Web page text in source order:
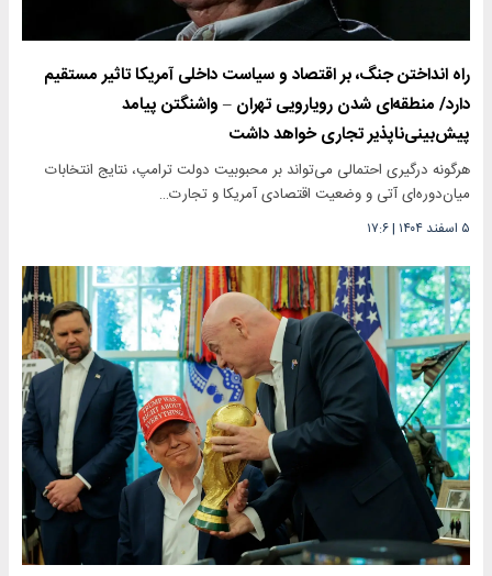
راه انداختن جنگ، بر اقتصاد و سیاست داخلی آمریکا تاثیر مستقیم
دارد/ منطقه‌ای شدن رویارویی تهران – واشنگتن پیامد
پیش‌بینی‌ناپذیر تجاری خواهد داشت
هرگونه درگیری احتمالی می‌تواند بر محبوبیت دولت ترامپ، نتایج انتخابات
میان‌دوره‌ای آتی و وضعیت اقتصادی آمریکا و تجارت…
۵ اسفند ۱۴۰۴ |۱۷:۶